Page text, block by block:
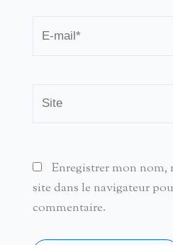
mail*
Enregistrer mon nom,
site dans le navigateur
commentaire.